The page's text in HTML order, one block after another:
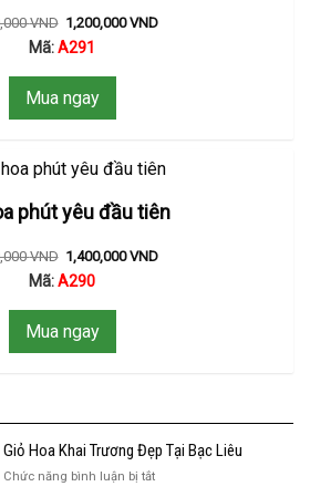
VND 1,200,000VND
Mã:A291
Mua ngay
phút yêu đầu tiên
VND 1,400,000VND
Mã:A290
Mua ngay
Giỏ Hoa Khai Trương Đẹp Tại Bạc Liêu
Chức năng bình luận bị tắtở